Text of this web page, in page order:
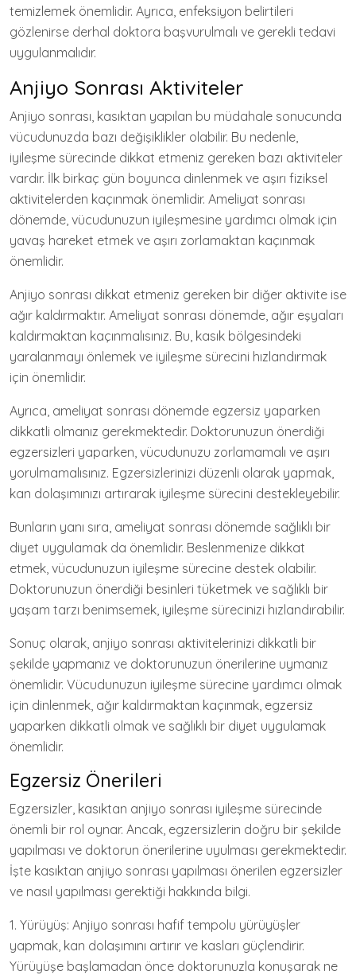
temizlemek önemlidir. Ayrıca, enfeksiyon belirtileri
gözlenirse derhal doktora başvurulmalı ve gerekli tedavi
uygulanmalıdır.
Anjiyo Sonrası Aktiviteler
Anjiyo sonrası, kasıktan yapılan bu müdahale sonucunda
vücudunuzda bazı değişiklikler olabilir. Bu nedenle,
iyileşme sürecinde dikkat etmeniz gereken bazı aktiviteler
vardır. İlk birkaç gün boyunca dinlenmek ve aşırı fiziksel
aktivitelerden kaçınmak önemlidir. Ameliyat sonrası
dönemde, vücudunuzun iyileşmesine yardımcı olmak için
yavaş hareket etmek ve aşırı zorlamaktan kaçınmak
önemlidir.
Anjiyo sonrası dikkat etmeniz gereken bir diğer aktivite ise
ağır kaldırmaktır. Ameliyat sonrası dönemde, ağır eşyaları
kaldırmaktan kaçınmalısınız. Bu, kasık bölgesindeki
yaralanmayı önlemek ve iyileşme sürecini hızlandırmak
için önemlidir.
Ayrıca, ameliyat sonrası dönemde egzersiz yaparken
dikkatli olmanız gerekmektedir. Doktorunuzun önerdiği
egzersizleri yaparken, vücudunuzu zorlamamalı ve aşırı
yorulmamalısınız. Egzersizlerinizi düzenli olarak yapmak,
kan dolaşımınızı artırarak iyileşme sürecini destekleyebilir.
Bunların yanı sıra, ameliyat sonrası dönemde sağlıklı bir
diyet uygulamak da önemlidir. Beslenmenize dikkat
etmek, vücudunuzun iyileşme sürecine destek olabilir.
Doktorunuzun önerdiği besinleri tüketmek ve sağlıklı bir
yaşam tarzı benimsemek, iyileşme sürecinizi hızlandırabilir.
Sonuç olarak, anjiyo sonrası aktivitelerinizi dikkatli bir
şekilde yapmanız ve doktorunuzun önerilerine uymanız
önemlidir. Vücudunuzun iyileşme sürecine yardımcı olmak
için dinlenmek, ağır kaldırmaktan kaçınmak, egzersiz
yaparken dikkatli olmak ve sağlıklı bir diyet uygulamak
önemlidir.
Egzersiz Önerileri
Egzersizler, kasıktan anjiyo sonrası iyileşme sürecinde
önemli bir rol oynar. Ancak, egzersizlerin doğru bir şekilde
yapılması ve doktorun önerilerine uyulması gerekmektedir.
İşte kasıktan anjiyo sonrası yapılması önerilen egzersizler
ve nasıl yapılması gerektiği hakkında bilgi.
1. Yürüyüş: Anjiyo sonrası hafif tempolu yürüyüşler
yapmak, kan dolaşımını artırır ve kasları güçlendirir.
Yürüyüşe başlamadan önce doktorunuzla konuşarak ne